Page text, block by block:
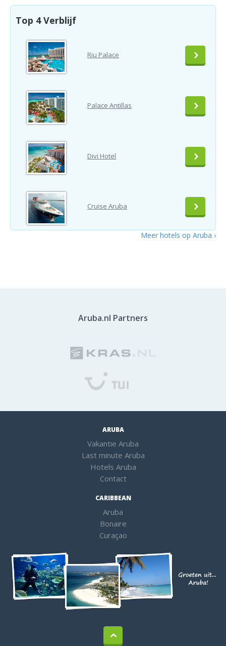
Top 4 Verblijf
Riu Palace
Palace Antillas
Divi Hotel
Cruise Aruba
Meer hotels op Aruba ›
Aruba.nl Partners
ARUBA
Vakantie Aruba
Last minute Aruba
Hotels Aruba
Contact
CARIBBEAN
Aruba
Bonaire
Curaçao